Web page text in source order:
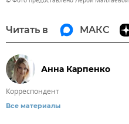
Читать в МАКС
Анна Карпенко
Корреспондент
Все материалы